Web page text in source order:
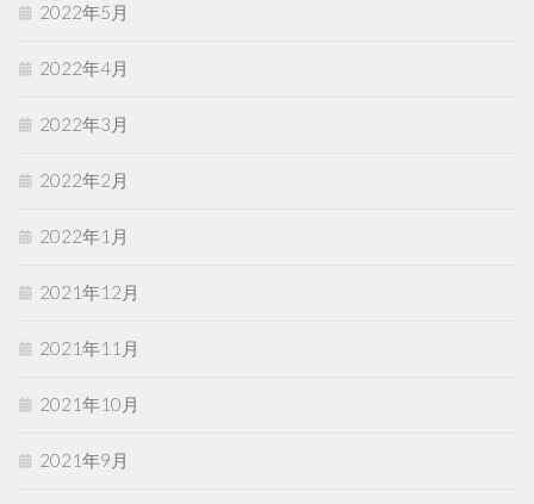
2022年5月
2022年4月
2022年3月
2022年2月
2022年1月
2021年12月
2021年11月
2021年10月
2021年9月